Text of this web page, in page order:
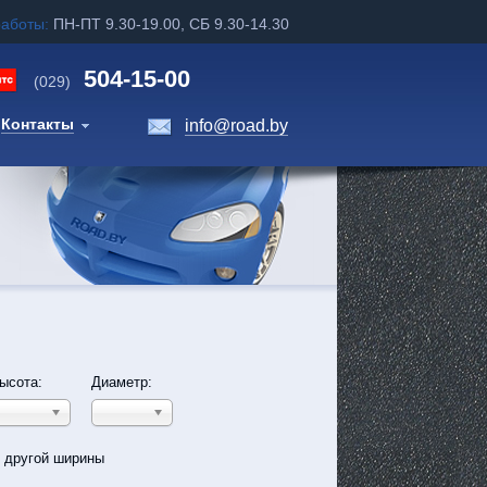
ПН-ПТ 9.30-19.00, СБ 9.30-14.30
(029) 504-15-00
Контакты info@road.by
Диаметр:
другой ширины